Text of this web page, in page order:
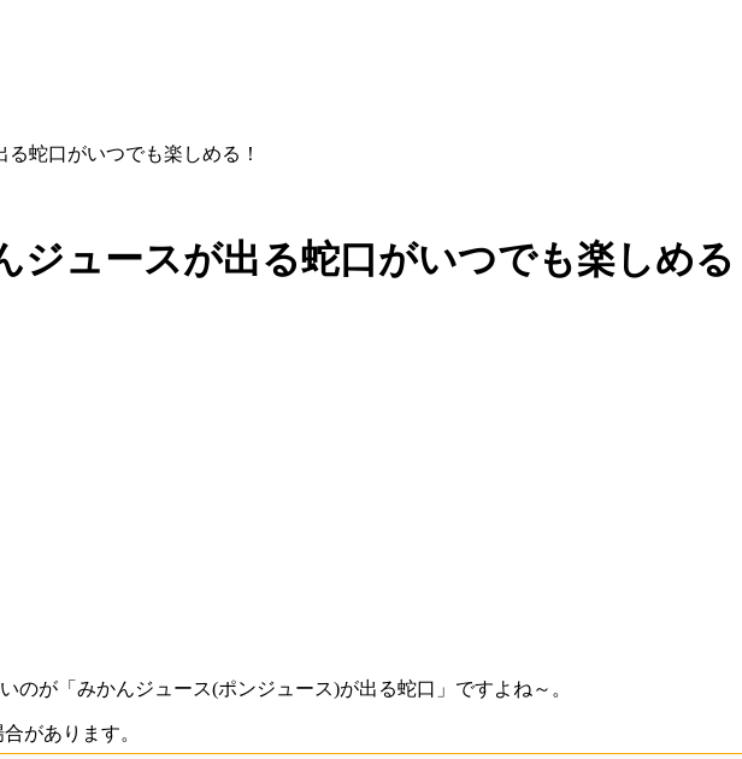
蛇口がいつでも楽しめる！
ジュースが出る蛇口がいつでも楽しめ
のが「みかんジュース(ポンジュース)が出る蛇口」ですよね～。
があります。